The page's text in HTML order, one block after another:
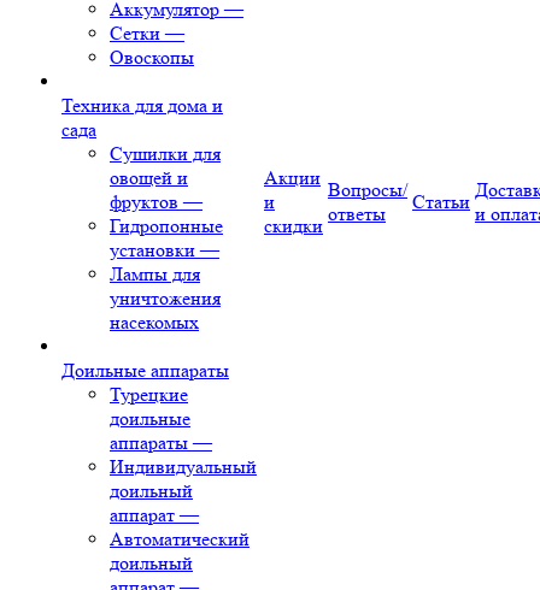
Аккумулятор —
Сетки —
Овоскопы
Техника для дома и
сада
Сушилки для
овощей и
фруктов —
Гидропонные
установки —
Лампы для
уничтожения
насекомых
Доильные аппараты
Турецкие
доильные
аппараты —
Индивидуальный
доильный
аппарат —
Автоматический
доильный
Акции
и
скидки
Вопросы/
ответы
Статьи
и